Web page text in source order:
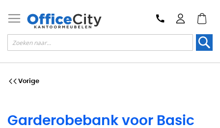
Garderobebank voor Basic
Vorige